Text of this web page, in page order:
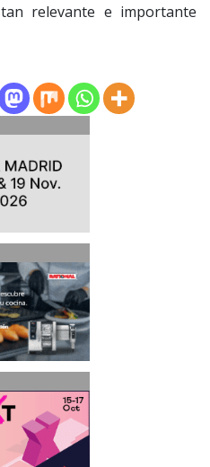
relevante e importante